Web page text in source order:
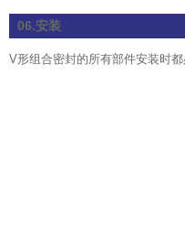
06.安装
V形组合密封的所有部件安装时